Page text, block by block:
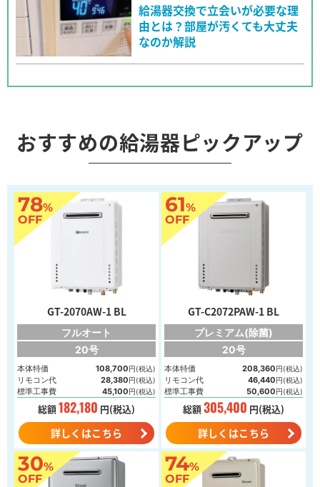
給湯器交換で立会いが必要な理
由とは？部屋が汚くても大丈夫
なのか解説
おすすめの給湯器ピックアップ
78%
OFF
GT-2070AW-1 BL
フルオート
20号
本体特価 108,700円(税込)
リモコン代 28,380円(税込)
標準工事費 45,100円(税込)
総額182,180 円(税込)
詳しくはこちら
61%
OFF
GT-C2072PAW-1 BL
プレミアム(除菌)
20号
本体特価 208,360円(税込)
リモコン代 46,440円(税込)
標準工事費 50,600円(税込)
総額305,400 円(税込)
詳しくはこちら
30%
OFF
74%
OFF